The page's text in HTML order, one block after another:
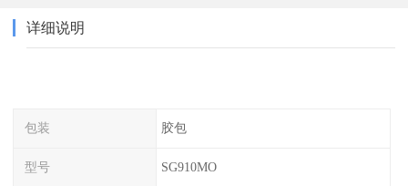
详细说明
包装 胶包
型号 SG910MO